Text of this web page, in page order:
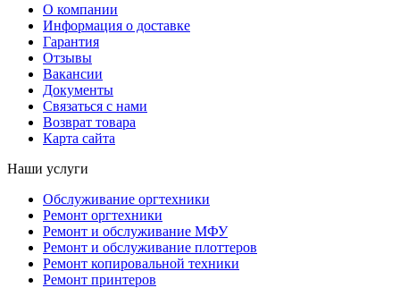
О компании
Информация о доставке
Гарантия
Отзывы
Вакансии
Документы
Связаться с нами
Возврат товара
Карта сайта
Наши услуги
Обслуживание оргтехники
Ремонт оргтехники
Ремонт и обслуживание МФУ
Ремонт и обслуживание плоттеров
Ремонт копировальной техники
Ремонт принтеров